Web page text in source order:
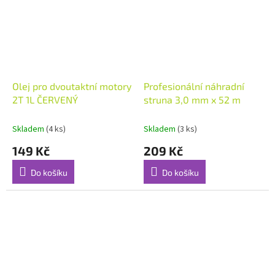
Olej pro dvoutaktní motory
2T 1L ČERVENÝ
Skladem (4 ks)
149 Kč
Do košíku
Profesionální náhradní
struna 3,0 mm x 52 m
Skladem (3 ks)
209 Kč
Do košíku